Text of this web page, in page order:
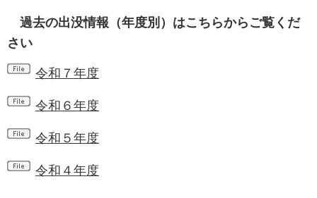
過去の出没情報（年度別）はこちらからご覧くだ
さい
令和７年度
令和６年度
令和５年度
令和４年度